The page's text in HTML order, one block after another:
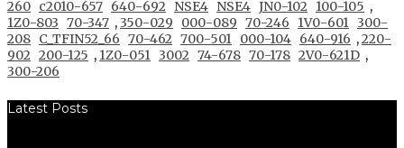
260 c2010-657 640-692 NSE4 NSE4 JN0-102 100-105 ,
1Z0-803 70-347 ,350-029 000-089 70-246 1V0-601 300-
208 C_TFIN52_66 70-462 700-501 000-104 640-916 ,220-
902 200-125 , 1Z0-051 3002 74-678 70-178 2V0-621D ,
300-206
Latest Posts